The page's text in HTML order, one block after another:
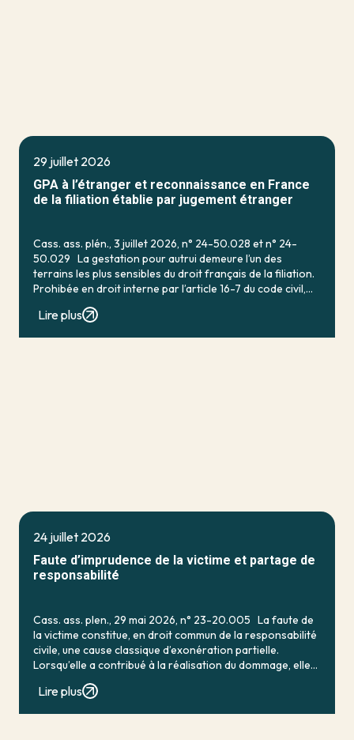
29 juillet 2026
GPA à l’étranger et reconnaissance en France
de la filiation établie par jugement étranger
Cass. ass. plén., 3 juillet 2026, n° 24-50.028 et n° 24-
50.029 La gestation pour autrui demeure l’un des
terrains les plus sensibles du droit français de la filiation.
Prohibée en droit interne par l’article 16-7 du code civil,
Lire plus
24 juillet 2026
Faute d’imprudence de la victime et partage de
responsabilité
Cass. ass. plen., 29 mai 2026, n° 23-20.005 La faute de
la victime constitue, en droit commun de la responsabilité
civile, une cause classique d’exonération partielle.
Lorsqu’elle a contribué à la réalisation du dommage, elle
conduit en principe à […]
Lire plus